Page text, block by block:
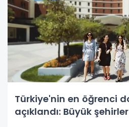
Türkiye'nin en öğrenci
açıklandı: Büyük